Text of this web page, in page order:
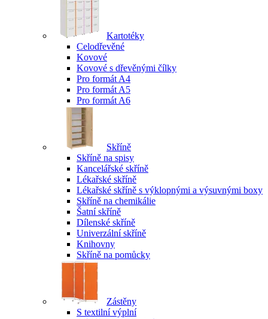
Kartotéky
Celodřevěné
Kovové
Kovové s dřevěnými čílky
Pro formát A4
Pro formát A5
Pro formát A6
Skříně
Skříně na spisy
Kancelářské skříně
Lékařské skříně
Lékařské skříně s výklopnými a výsuvnými boxy
Skříně na chemikálie
Šatní skříně
Dílenské skříně
Univerzální skříně
Knihovny
Skříně na pomůcky
Zástěny
S textilní výplní